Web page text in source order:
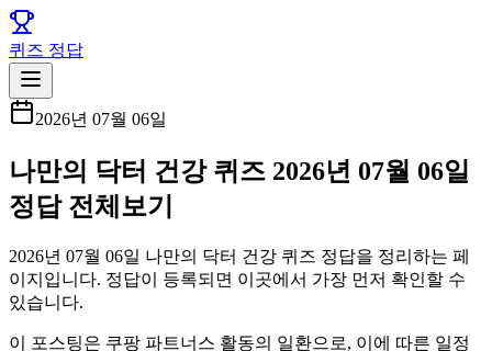
퀴즈 정답
2026년 07월 06일
나만의 닥터 건강 퀴즈 2026년 07월 06일
정답 전체보기
2026년 07월 06일 나만의 닥터 건강 퀴즈 정답을 정리하는 페
이지입니다. 정답이 등록되면 이곳에서 가장 먼저 확인할 수
있습니다.
이 포스팅은 쿠팡 파트너스 활동의 일환으로, 이에 따른 일정